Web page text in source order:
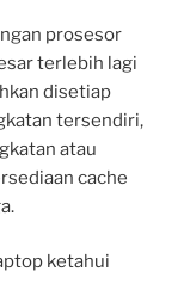
prosesor
terlebih lagi
disetiap
tersendiri,
atau
cache
ketahui